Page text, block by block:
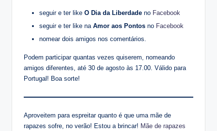
seguir e ter like O Dia da Liberdade no Facebook
seguir e ter like na Amor aos Pontos no Facebook
nomear dois amigos nos comentários.
Podem participar quantas vezes quiserem, nomeando
amigos diferentes, até 30 de agosto às 17.00. Válido para
Portugal! Boa sorte!
Aproveitem para espreitar quanto é que uma mãe de
rapazes sofre, no verão! Estou a brincar! Mãe de rapazes